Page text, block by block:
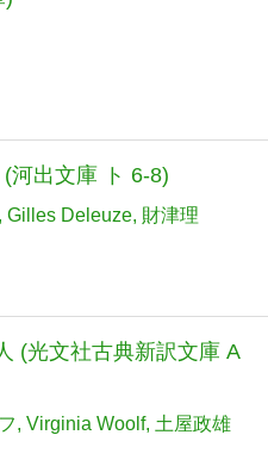
河出文庫 ト 6-8)
Gilles Deleuze 財津理
(光文社古典新訳文庫 A
Virginia Woolf 土屋政雄